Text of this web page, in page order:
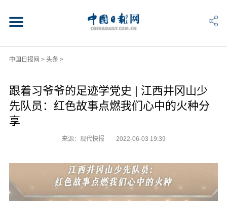
中国日报网 > 头条>
跟着习爷爷的足迹学党史 | 江西井冈山少
先队员：红色故事点燃我们心中的火种分
享
来源：现代快报 2022-06-03 19:39